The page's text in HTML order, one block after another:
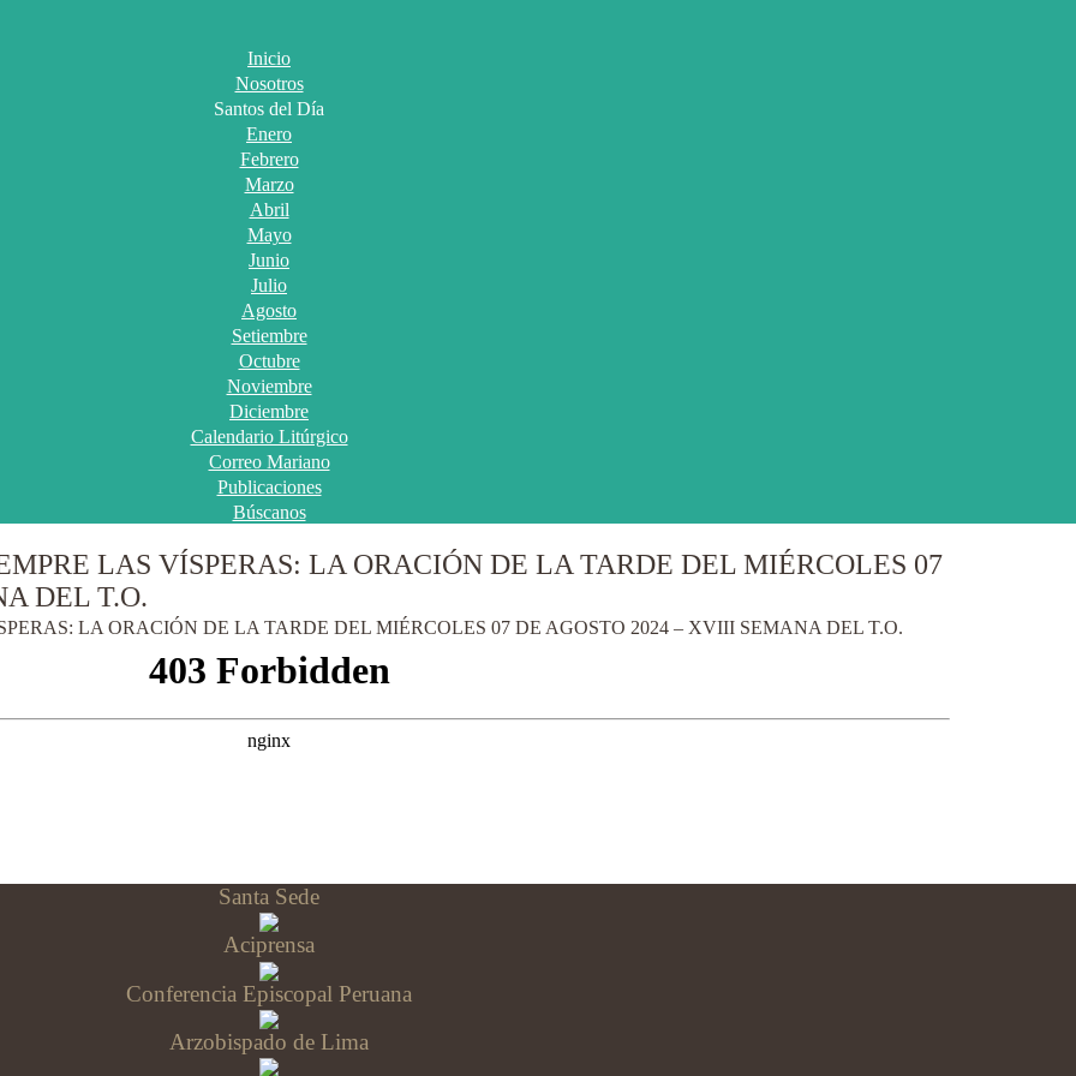
Inicio
Nosotros
Santos del Día
Enero
Febrero
Marzo
Abril
Mayo
Junio
Julio
Agosto
Setiembre
Octubre
Noviembre
Diciembre
Calendario Litúrgico
Correo Mariano
Publicaciones
Búscanos
LAS VÍSPERAS: LA ORACIÓN DE LA TARDE DEL MIÉRCOLES 07
DEL T.O.
LA ORACIÓN DE LA TARDE DEL MIÉRCOLES 07 DE AGOSTO 2024 – XVIII SEMANA DEL T.O.
Santa Sede
Aciprensa
Conferencia Episcopal Peruana
Arzobispado de Lima